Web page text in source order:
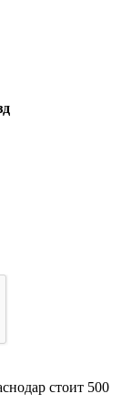
стоит 500